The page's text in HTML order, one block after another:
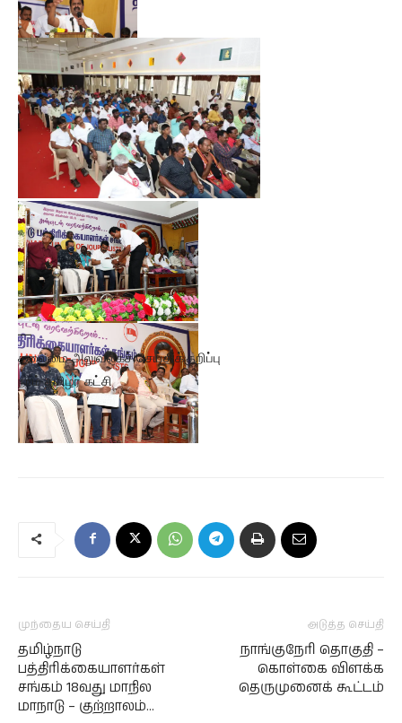
—
தலைமை அலுவலகச் செய்திக்குறிப்பு
நாம் தமிழர் கட்சி
முந்தைய செய்தி
தமிழ்நாடு
பத்திரிக்கையாளர்கள்
சங்கம் 18வது மாநில
மாநாடு – குற்றாலம்…
அடுத்த செய்தி
நாங்குநேரி தொகுதி –
கொள்கை விளக்க
தெருமுனைக் கூட்டம்